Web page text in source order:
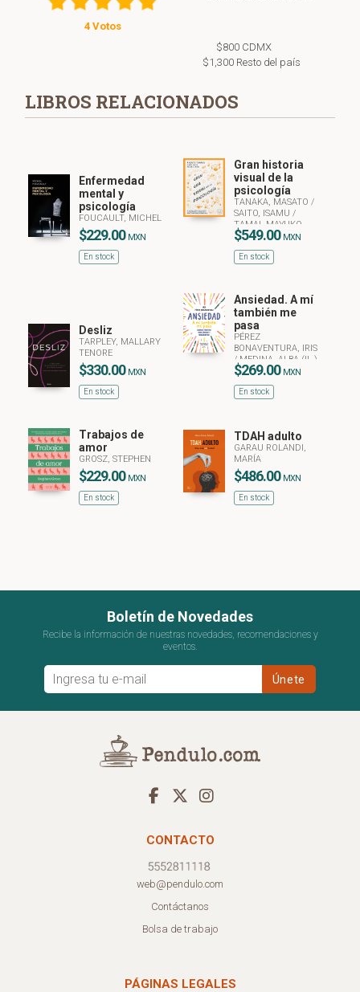
4 Votos
$800 CDMX
$1,300 Resto del país
LIBROS RELACIONADOS
Enfermedad
mental y
psicología
FOUCAULT, MICHEL
$229.00 MXN
En stock
Gran historia
visual de la
psicología
TANAKA, MASATO /
SAITO, ISAMU /
TAMAI, MAYUKO
$549.00 MXN
En stock
Desliz
TARPLEY, MALLARY
TENORE
$330.00 MXN
En stock
Ansiedad. A mí
también me
pasa
PÉREZ
BONAVENTURA, IRIS
/ MEDINA, ALBA (IL.)
$269.00 MXN
En stock
Trabajos de
amor
GROSZ, STEPHEN
$229.00 MXN
En stock
TDAH adulto
GARAU ROLANDI,
MARÍA
$486.00 MXN
En stock
Boletín de Novedades
Recibe la información de nuestras novedades, recomendaciones y
eventos.
CONTACTO
web@pendulo.com
Contáctanos
Bolsa de trabajo
PÁGINAS LEGALES